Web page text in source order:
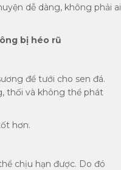
dễ dàng, không phải ai
bị héo rũ
để tưới cho sen đá.
thối và không thể phát
hơn.
chịu hạn được. Do đó